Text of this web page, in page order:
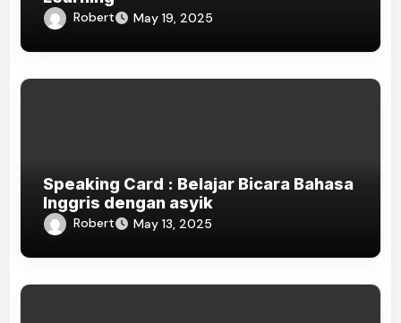
Robert May 19, 2025
Speaking Card : Belajar Bicara Bahasa
Inggris dengan asyik
Robert May 13, 2025